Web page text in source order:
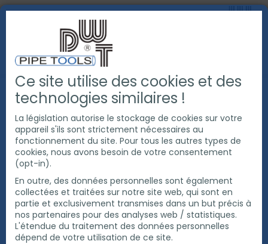
PRODUITS
COUPE ET CHANFREINAGE DE TUBE
MACHINES À COUPER ET À CHANFREINER LES TUYAUX
ENTRAÎNÉES PAR CHAÎNE
MACHINE DE COUPE ET DE CHANFREINAGE DE TUBES CPC
3000A
Ce site utilise des cookies et des
technologies similaires !
La législation autorise le stockage de cookies sur votre
appareil s'ils sont strictement nécessaires au
fonctionnement du site. Pour tous les autres types de
cookies, nous avons besoin de votre consentement
(opt-in).
En outre, des données personnelles sont également
collectées et traitées sur notre site web, qui sont en
partie et exclusivement transmises dans un but précis à
nos partenaires pour des analyses web / statistiques.
L'étendue du traitement des données personnelles
dépend de votre utilisation de ce site.